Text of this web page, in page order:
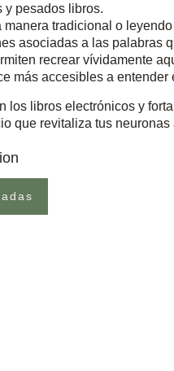
y pesados libros.
manera tradicional o
asociadas a las palabras
recrear vívidamente
más accesibles a entender
los libros electrónicos y
que revitaliza tus